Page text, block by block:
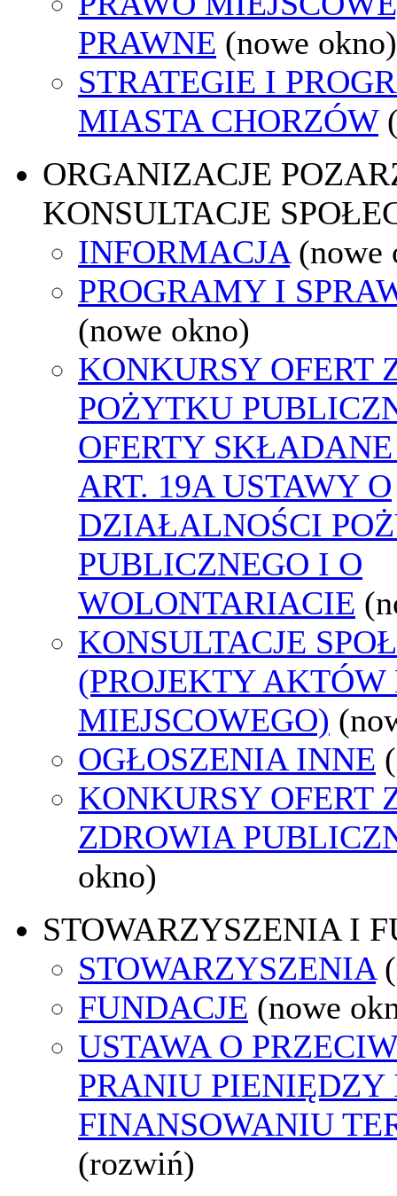
PRAWNE (nowe okno)
STRATEGIE I
MIASTA CHORZÓW
ORGANIZACJE
KONSULTACJE
INFORMACJA (nowe
PROGRAMY I
(nowe okno)
KONKURSY OFERT
POŻYTKU
OFERTY
ART. 19A USTAWY O
DZIAŁALNOŚCI
PUBLICZNEGO I O
WOLONTARIACIE
KONSULTACJE
(PROJEKTY AKTÓW
MIEJSCOWEGO)
OGŁOSZENIA INNE
KONKURSY OFERT
ZDROWIA
okno)
STOWARZYSZENIA I
STOWARZYSZENIA
FUNDACJE (nowe
USTAWA O
PRANIU PIENIĘDZY
FINANSOWANIU
(rozwiń)